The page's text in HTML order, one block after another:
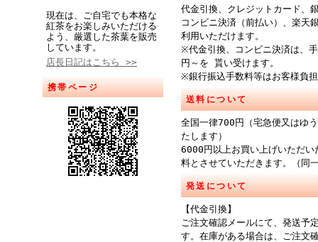
現在は、ご自宅でも本格な
紅茶をお楽しみいただける
よう、厳選した茶葉を販売
しています。
店長日記はこちら >>
携帯ページ
代金引換、クレジットカード、
コンビニ決済（前払い）、楽天
利用いただけます。
※代金引換、コンビニ決済は、
円～を 貰い受けます。
※銀行振込手数料等はお客様負
送料について
全国一律700円（宅急便又はゆ
たします）
6000円以上お買い上げいただい
料とさせていただきます。（同
発送について
【代金引換】
ご注文確認メールにて、発送予
す。在庫がある場合は、ご注文